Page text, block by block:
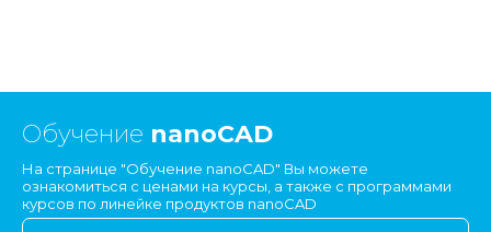
Обучение nanoCAD
На странице "Обучение nanoCAD" Вы можете
ознакомиться с ценами на курсы, а также с программами
курсов по линейке продуктов nanoCAD